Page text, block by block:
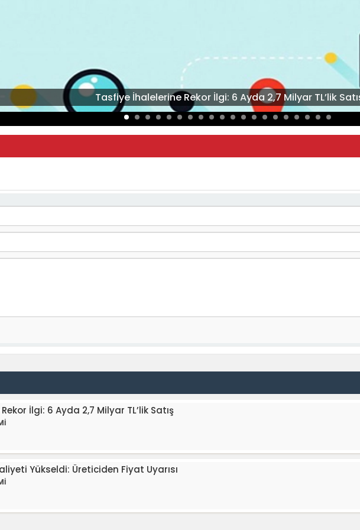
Tasfiye İhalelerine Rekor İlgi: 6 Ayda 2,7 Milyar TL’lik
İlgi: 6 Ayda 2,7 Milyar TL’lik Satış
Yükseldi: Üreticiden Fiyat Uyarısı